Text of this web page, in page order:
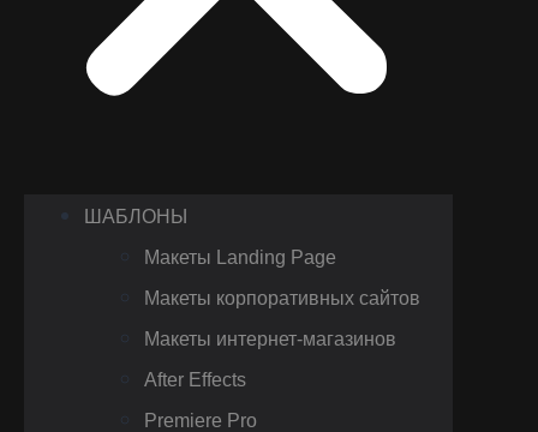
ШАБЛОНЫ
Макеты Landing Page
Макеты корпоративных сайтов
Макеты интернет-магазинов
After Effects
Premiere Pro